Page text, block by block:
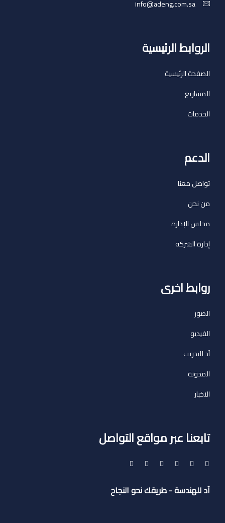
info@adeng.com.sa
الروابط الرئيسية
الصفحة الرئيسية
المشاريع
الخدمات
الدعم
تواصل معنا
من نحن
مجلس الإدارة
إدارة الشركة
روابط اخرى
الصور
الفيديو
آد للتدريب
المدونة
الاخبار
تابعنا عبر مواقع التواصل
آد للهندسة - طريقك نحو النجاح